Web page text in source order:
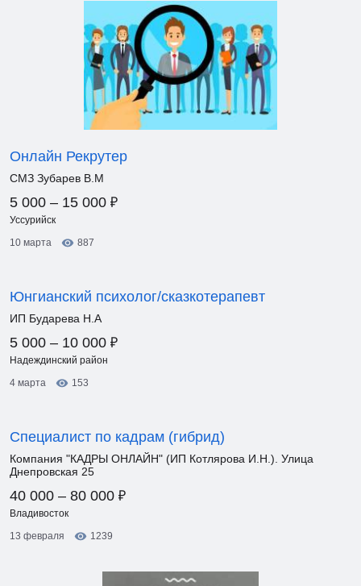
Онлайн Рекрутер
СМЗ Зубарев В.М
5 000 – 15 000 ₽
Уссурийск
10 марта
887
Юнгианский психолог/сказкотерапевт
ИП Бударева Н.А
5 000 – 10 000 ₽
Надеждинский район
4 марта
153
Специалист по кадрам (гибрид)
Компания "КАДРЫ ОНЛАЙН" (ИП Котлярова И.Н.). Улица
Днепровская 25
40 000 – 80 000 ₽
Владивосток
13 февраля
1239